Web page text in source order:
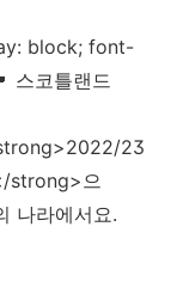
block; font-
스코틀랜드
23
strong>으
나라에서요.